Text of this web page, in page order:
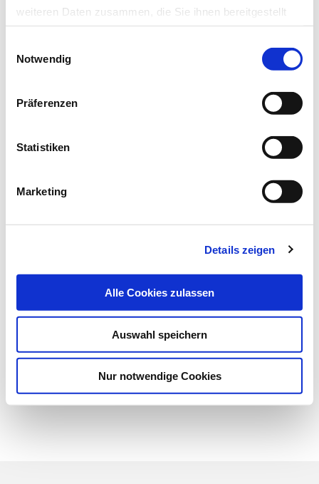
weiteren Daten zusammen, die Sie ihnen bereitgestellt
haben oder die sie im Rahmen Ihrer Nutzung der Dienste
Notwendig
Präferenzen
Statistiken
Marketing
Details zeigen
Alle Cookies zulassen
Auswahl speichern
Nur notwendige Cookies
01.09.16
Für die Sprache der Duden, für den
Mediziner der Pschyrembel
Willibald Pschyrembel (1901 bis 1987)
bedeutendsten medizinischen Nachschlagewerke